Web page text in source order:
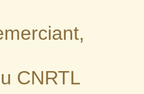
CNRTL